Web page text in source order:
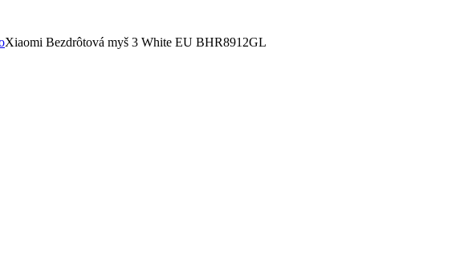
Xiaomi Bezdrôtová myš 3 White EU BHR8912GL